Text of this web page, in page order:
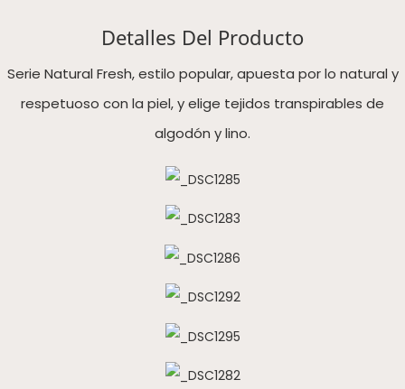
Detalles Del Producto
Serie Natural Fresh, estilo popular, apuesta por lo natural y
respetuoso con la piel, y elige tejidos transpirables de
algodón y lino.